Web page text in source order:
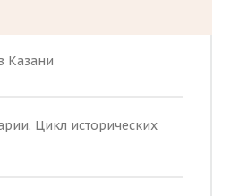
Казани
Цикл исторических